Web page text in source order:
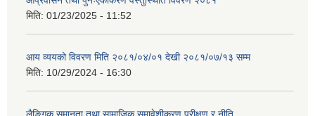
मिति: 01/23/2025 - 11:52
आय व्ययको विवरण मिति २०८१/०४/०१ देखी २०८१/०७/१३ सम्म
मिति: 10/29/2024 - 16:30